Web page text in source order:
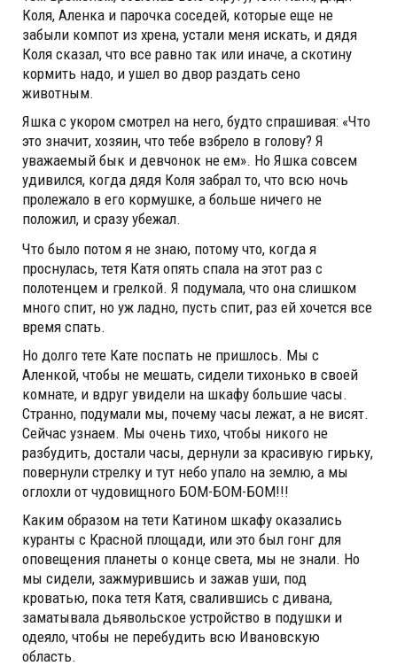
Коля, Аленка и парочка соседей, которые еще не
забыли компот из хрена, устали меня искать, и дядя
Коля сказал, что все равно так или иначе, а скотину
кормить надо, и ушел во двор раздать сено
животным.
Яшка с укором смотрел на него, будто спрашивая: «Что
это значит, хозяин, что тебе взбрело в голову? Я
уважаемый бык и девчонок не ем». Но Яшка совсем
удивился, когда дядя Коля забрал то, что всю ночь
пролежало в его кормушке, а больше ничего не
положил, и сразу убежал.
Что было потом я не знаю, потому что, когда я
проснулась, тетя Катя опять спала на этот раз с
полотенцем и грелкой. Я подумала, что она слишком
много спит, но уж ладно, пусть спит, раз ей хочется все
время спать.
Но долго тете Кате поспать не пришлось. Мы с
Аленкой, чтобы не мешать, сидели тихонько в своей
комнате, и вдруг увидели на шкафу большие часы.
Странно, подумали мы, почему часы лежат, а не висят.
Сейчас узнаем. Мы очень тихо, чтобы никого не
разбудить, достали часы, дернули за красивую гирьку,
повернули стрелку и тут небо упало на землю, а мы
оглохли от чудовищного БОМ-БОМ-БОМ!!!
Каким образом на тети Катином шкафу оказались
куранты с Красной площади, или это был гонг для
оповещения планеты о конце света, мы не знали. Но
мы сидели, зажмурившись и зажав уши, под
кроватью, пока тетя Катя, свалившись с дивана,
заматывала дьявольское устройство в подушки и
одеяло, чтобы не перебудить всю Ивановскую
область.